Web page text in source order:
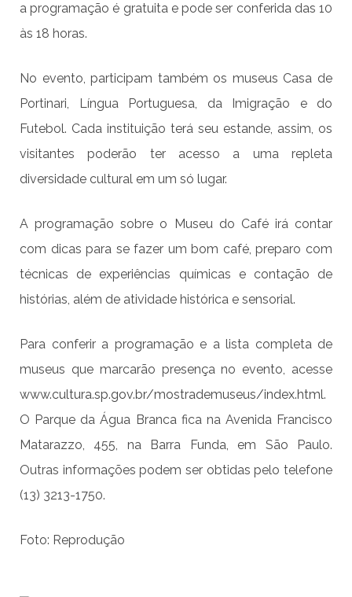
a programação é gratuita e pode ser conferida das 10
às 18 horas.
No evento, participam também os museus Casa de
Portinari, Língua Portuguesa, da Imigração e do
Futebol. Cada instituição terá seu estande, assim, os
visitantes poderão ter acesso a uma repleta
diversidade cultural em um só lugar.
A programação sobre o Museu do Café irá contar
com dicas para se fazer um bom café, preparo com
técnicas de experiências químicas e contação de
histórias, além de atividade histórica e sensorial.
Para conferir a programação e a lista completa de
museus que marcarão presença no evento, acesse
www.cultura.sp.gov.br/mostrademuseus/index.html.
O Parque da Água Branca fica na Avenida Francisco
Matarazzo, 455, na Barra Funda, em São Paulo.
Outras informações podem ser obtidas pelo telefone
(13) 3213-1750.
Foto: Reprodução